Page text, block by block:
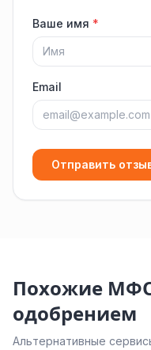
Ваше имя *
Email
Отправить
Похожие
одобрением
Альтернативные